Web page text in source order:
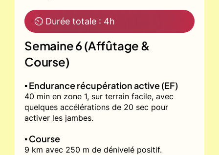
⏲ Durée totale : 4h
Semaine 6 (Affûtage &
Course)
▪️ Endurance récupération active (EF)
40 min en zone 1, sur terrain facile, avec
quelques accélérations de 20 sec pour
activer les jambes.
▪️ Course
9 km avec 250 m de dénivelé positif.